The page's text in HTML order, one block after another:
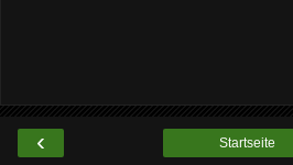
‹ Startseite